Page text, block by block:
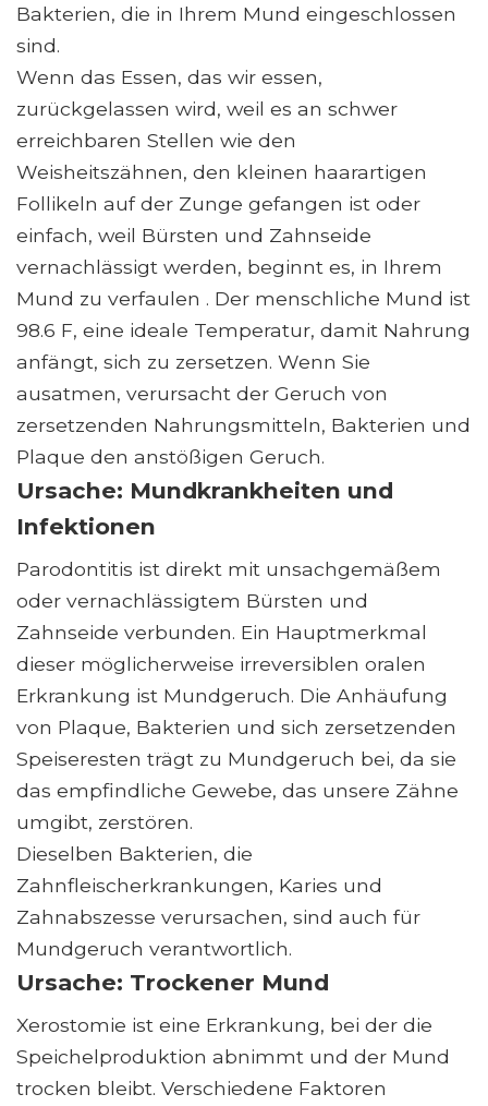
Bakterien, die in Ihrem Mund eingeschlossen
sind.
Wenn das Essen, das wir essen,
zurückgelassen wird, weil es an schwer
erreichbaren Stellen wie den
Weisheitszähnen, den kleinen haarartigen
Follikeln auf der Zunge gefangen ist oder
einfach, weil Bürsten und Zahnseide
vernachlässigt werden, beginnt es, in Ihrem
Mund zu verfaulen . Der menschliche Mund ist
98.6 F, eine ideale Temperatur, damit Nahrung
anfängt, sich zu zersetzen. Wenn Sie
ausatmen, verursacht der Geruch von
zersetzenden Nahrungsmitteln, Bakterien und
Plaque den anstößigen Geruch.
Ursache: Mundkrankheiten und
Infektionen
Parodontitis ist direkt mit unsachgemäßem
oder vernachlässigtem Bürsten und
Zahnseide verbunden. Ein Hauptmerkmal
dieser möglicherweise irreversiblen oralen
Erkrankung ist Mundgeruch. Die Anhäufung
von Plaque, Bakterien und sich zersetzenden
Speiseresten trägt zu Mundgeruch bei, da sie
das empfindliche Gewebe, das unsere Zähne
umgibt, zerstören.
Dieselben Bakterien, die
Zahnfleischerkrankungen, Karies und
Zahnabszesse verursachen, sind auch für
Mundgeruch verantwortlich.
Ursache: Trockener Mund
Xerostomie ist eine Erkrankung, bei der die
Speichelproduktion abnimmt und der Mund
trocken bleibt. Verschiedene Faktoren